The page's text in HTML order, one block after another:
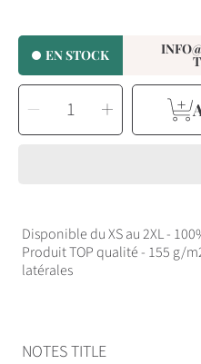
EN STOCK
SÉLECTIONNEZ
LA
QUANTITÉ
Diminuer
quantité
pour
la
quantité
pour
Disponible du XS au 2XL -
Produit TOP qualité - 155 g/
latérales
NOTES TITLE